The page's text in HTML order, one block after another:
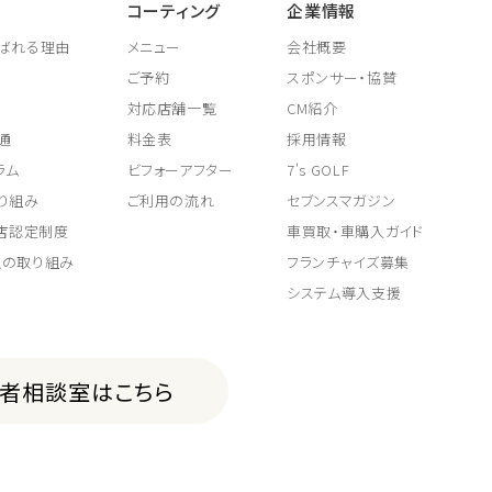
れる理由
ム
組み
認定制度
取り組み
コーティング
メニュー
ご予約
対応店舗一覧
料金表
ビフォーアフター
ご利用の流れ
企業情報
会社概要
スポンサー・協賛
CM紹介
採用情報
7's GOLF
セブンスマガジン
車買取・車購入ガイド
フランチャイズ募集
システム導入支援
相談室はこちら